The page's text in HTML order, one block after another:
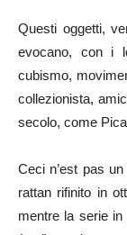
Questi oggetti,
evocano, con i
cubismo,
collezionista,
secolo, come
Ceci n’est pas
rattan rifinito in
mentre la serie